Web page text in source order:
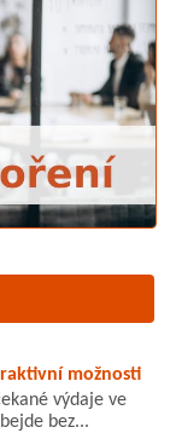
možnosti
výdaje ve
bez...